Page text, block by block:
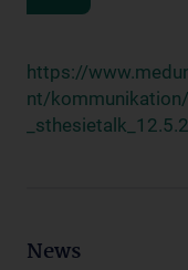
https://
nt/
News